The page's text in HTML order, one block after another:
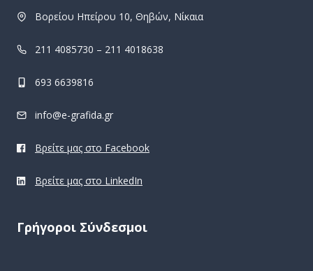
Βορείου Ηπείρου 10, Θηβών, Νίκαια
211 4085730 – 211 4018638
693 6639816
info@e-grafida.gr
Βρείτε μας στο Facebook
Βρείτε μας στο LinkedIn
Γρήγοροι Σύνδεσμοι